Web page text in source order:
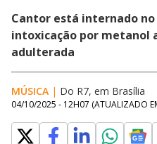
Cantor está internado no
intoxicação por metanol
adulterada
MÚSICA | Do R7, em Brasília
04/10/2025 - 12H07 (ATUALIZADO